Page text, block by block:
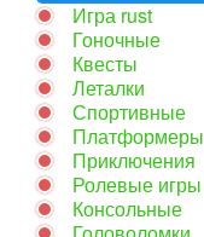
Игра rust
Гоночные
Квесты
Леталки
Спортивные
Платформеры
Приключения
Ролевые игры
Консольные